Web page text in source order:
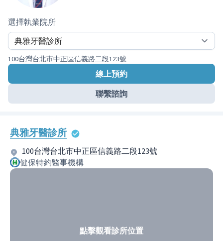
選擇執業院所
100台灣台北市中正區信義路二段123號
線上預約
聯繫諮詢
典雅牙醫診所
100台灣台北市中正區信義路二段123號
健保特約醫事機構
點擊觀看診所位置